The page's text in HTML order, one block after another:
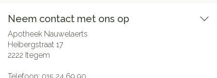
Neem contact met ons op
Apotheek Nauwelaerts
Heibergstraat 17
2222 Itegem